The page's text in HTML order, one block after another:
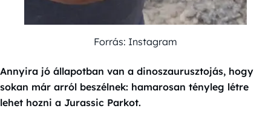
Forrás: Instagram
Annyira jó állapotban van a dinoszaurusztojás, hogy
sokan már arról beszélnek: hamarosan tényleg létre
lehet hozni a Jurassic Parkot.